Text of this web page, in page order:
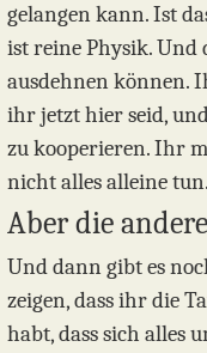
gelangen kann. Ist
ist reine Physik. Und
ausdehnen können.
ihr jetzt hier seid,
zu kooperieren. Ihr
nicht alles alleine tun.
Aber die
Und dann gibt es
zeigen, dass ihr die
habt, dass sich alles